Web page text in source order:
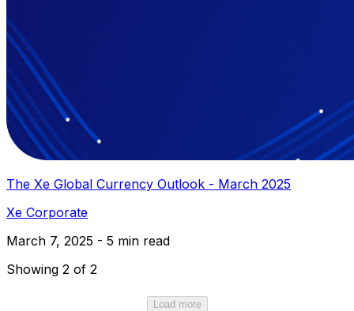
The Xe Global Currency Outlook - March 2025
Xe Corporate
March 7, 2025 - 5 min read
Showing 2 of 2
Load more